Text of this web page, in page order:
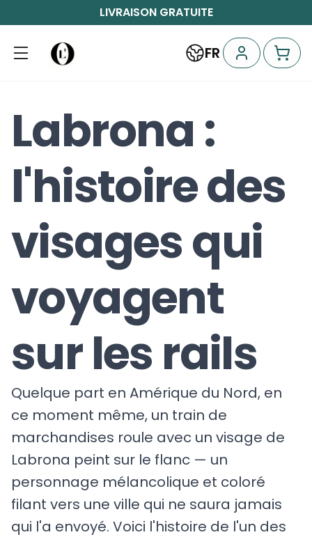
LIVRAISON GRATUITE
FR
Labrona :
l'histoire des
visages qui
voyagent
sur les rails
Quelque part en Amérique du Nord, en
ce moment même, un train de
marchandises roule avec un visage de
Labrona peint sur le flanc — un
personnage mélancolique et coloré
filant vers une ville qui ne saura jamais
qui l'a envoyé. Voici l'histoire de l'un des